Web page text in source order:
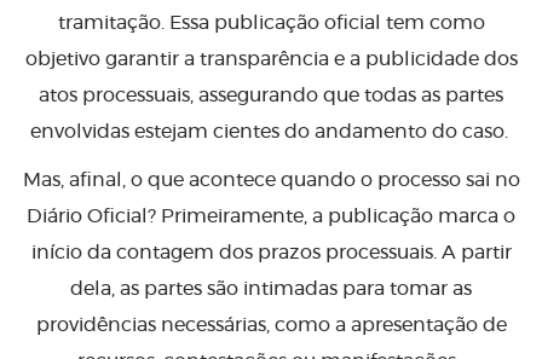
tramitação. Essa publicação oficial tem como
objetivo garantir a transparência e a publicidade dos
atos processuais, assegurando que todas as partes
envolvidas estejam cientes do andamento do caso.
Mas, afinal, o que acontece quando o processo sai no
Diário Oficial? Primeiramente, a publicação marca o
início da contagem dos prazos processuais. A partir
dela, as partes são intimadas para tomar as
providências necessárias, como a apresentação de